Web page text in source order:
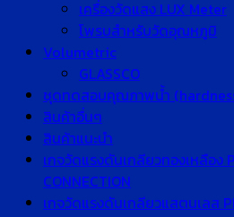
เครื่องวัดแสง LUX Meter
โพรบสำหรับวัดอุณหภูมิ
Volumetric
GLASSCO
ชุดทดสอบคุณภาพน้ำ
สินค้าอื่นๆ
สินค้าแนะนำ
เกจวัดแรงดันเกลียวทองเหลือง
CONNECTION
เกจวัดแรงดันเกลียวแสตนเลส